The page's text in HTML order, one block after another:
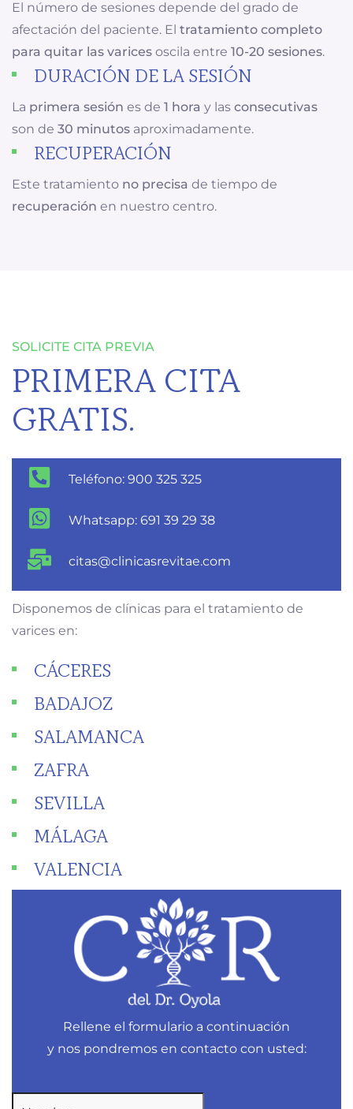
El número de sesiones depende del grado de
afectación del paciente. El tratamiento completo
para quitar las varices oscila entre 10-20 sesiones.
DURACIÓN DE LA SESIÓN
La primera sesión es de 1 hora y las consecutivas
son de 30 minutos aproximadamente.
RECUPERACIÓN
Este tratamiento no precisa de tiempo de
recuperación en nuestro centro.
SOLICITE CITA PREVIA
PRIMERA CITA
GRATIS.
Teléfono: 900 325 325
Whatsapp: 691 39 29 38
citas@clinicasrevitae.com
Disponemos de clínicas para el tratamiento de
varices en:
CÁCERES
BADAJOZ
SALAMANCA
ZAFRA
SEVILLA
MÁLAGA
VALENCIA
Rellene el formulario a continuación
y nos pondremos en contacto con usted: